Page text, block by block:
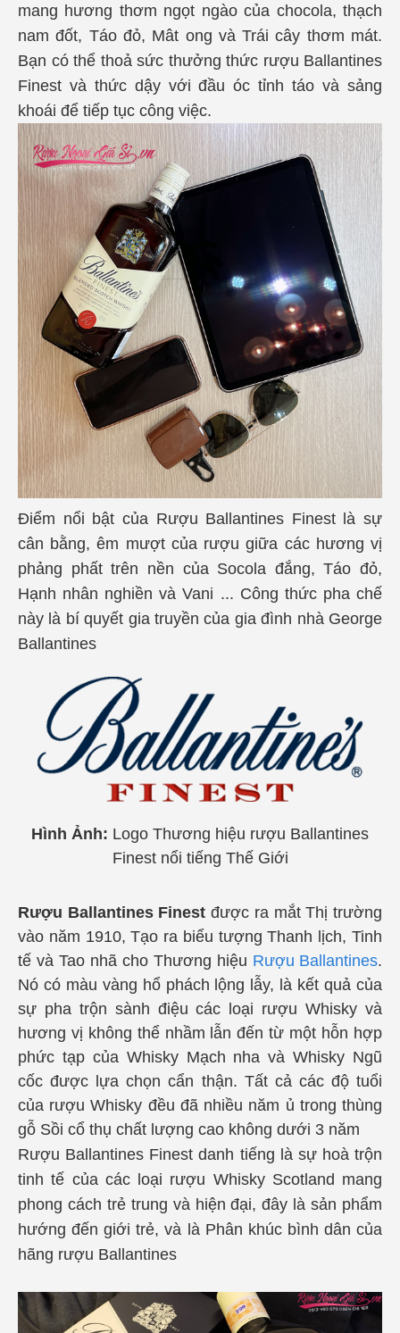
mang hương thơm ngọt ngào của chocola, thạch
nam đốt, Táo đỏ, Mât ong và Trái cây thơm mát.
Bạn có thể thoả sức thưởng thức rượu Ballantines
Finest và thức dậy với đầu óc tỉnh táo và sảng
khoái để tiếp tục công việc.
Điểm nổi bật của Rượu Ballantines Finest là sự
cân bằng, êm mượt của rượu giữa các hương vị
phảng phất trên nền của Socola đắng, Táo đỏ,
Hạnh nhân nghiền và Vani ... Công thức pha chế
này là bí quyết gia truyền của gia đình nhà George
Ballantines
Hình Ảnh: Logo Thương hiệu rượu Ballantines
Finest nổi tiếng Thế Giới
Rượu Ballantines Finest được ra mắt Thị trường
vào năm 1910, Tạo ra biểu tượng Thanh lịch, Tinh
tế và Tao nhã cho Thương hiệu Rượu Ballantines.
Nó có màu vàng hổ phách lộng lẫy, là kết quả của
sự pha trộn sành điệu các loại rượu Whisky và
hương vị không thể nhầm lẫn đến từ một hỗn hợp
phức tạp của Whisky Mạch nha và Whisky Ngũ
cốc được lựa chọn cẩn thận. Tất cả các độ tuổi
của rượu Whisky đều đã nhiều năm ủ trong thùng
gỗ Sồi cổ thụ chất lượng cao không dưới 3 năm
Rượu Ballantines Finest danh tiếng là sự hoà trộn
tinh tế của các loại rượu Whisky Scotland mang
phong cách trẻ trung và hiện đại, đây là sản phẩm
hướng đến giới trẻ, và là Phân khúc bình dân của
hãng rượu Ballantines